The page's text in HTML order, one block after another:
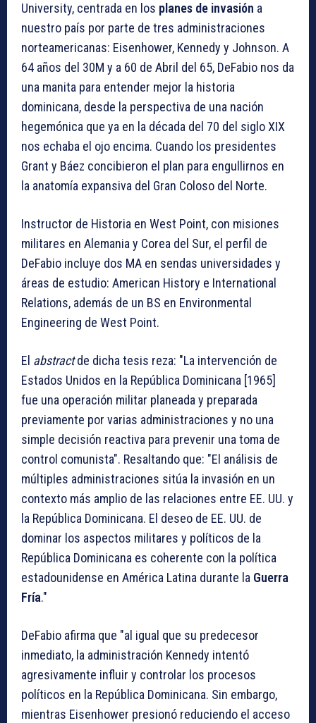
University, centrada en los planes de invasión a
nuestro país por parte de tres administraciones
norteamericanas: Eisenhower, Kennedy y Johnson. A
64 años del 30M y a 60 de Abril del 65, DeFabio nos da
una manita para entender mejor la historia
dominicana, desde la perspectiva de una nación
hegemónica que ya en la década del 70 del siglo XIX
nos echaba el ojo encima. Cuando los presidentes
Grant y Báez concibieron el plan para engullirnos en
la anatomía expansiva del Gran Coloso del Norte.
Instructor de Historia en West Point, con misiones
militares en Alemania y Corea del Sur, el perfil de
DeFabio incluye dos MA en sendas universidades y
áreas de estudio: American History e International
Relations, además de un BS en Environmental
Engineering de West Point.
El abstractde dicha tesis reza: "La intervención de
Estados Unidos en la República Dominicana [1965]
fue una operación militar planeada y preparada
previamente por varias administraciones y no una
simple decisión reactiva para prevenir una toma de
control comunista". Resaltando que: "El análisis de
múltiples administraciones sitúa la invasión en un
contexto más amplio de las relaciones entre EE. UU. y
la República Dominicana. El deseo de EE. UU. de
dominar los aspectos militares y políticos de la
República Dominicana es coherente con la política
estadounidense en América Latina durante la Guerra
Fría."
DeFabio afirma que "al igual que su predecesor
inmediato, la administración Kennedy intentó
agresivamente influir y controlar los procesos
políticos en la República Dominicana. Sin embargo,
mientras Eisenhower presionó reduciendo el acceso